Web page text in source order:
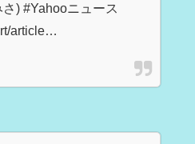
) #Yahooニュース
article…